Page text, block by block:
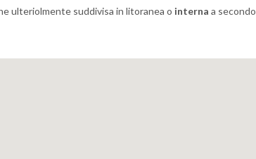
ulteriolmente suddivisa in litoranea o interna a